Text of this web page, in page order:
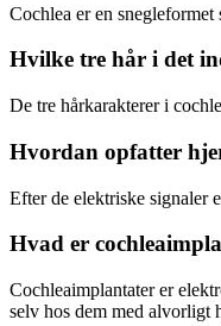
Cochlea er en
Hvilke tre hår i det
De tre hårkarakterer i
Hvordan opfatter
Efter de elektriske signaler
Hvad er
Cochleaimplantater er
selv hos dem med alvorligt